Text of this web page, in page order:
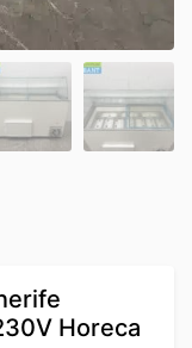
Horeca